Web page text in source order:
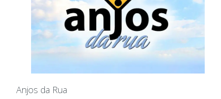
Anjos da Rua